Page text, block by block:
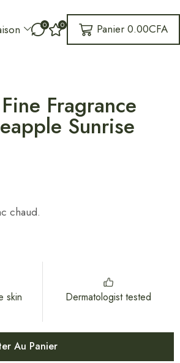
0 0 Panier 0.00CFA
Fragrance
Sunrise
chaud.
skin Dermatologist tested
Au Panier